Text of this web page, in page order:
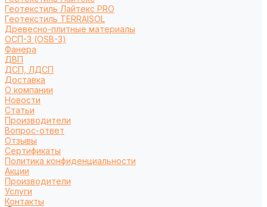
Геотекстиль Лайтекс PRO
Геотекстиль TERRAISOL
Древесно-плитные материалы
ОСП-3 (OSB-3)
Фанера
ДВП
ДСП, ЛДСП
Доставка
О компании
Новости
Статьи
Производители
Вопрос-ответ
Отзывы
Сертификаты
Политика конфиденциальности
Акции
Производители
Услуги
Контакты